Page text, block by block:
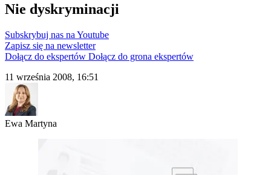
Nie dyskryminacji
Subskrybuj nas na Youtube
Zapisz się na newsletter
Dołącz do ekspertów Dołącz do grona ekspertów
11 września 2008, 16:51
Ewa Martyna